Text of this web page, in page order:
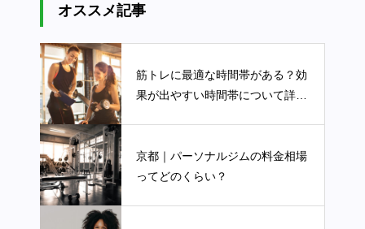
オススメ記事
筋トレに最適な時間帯がある？効
果が出やすい時間帯について詳し
京都｜パーソナルジムの料金相場
ってどのくらい？